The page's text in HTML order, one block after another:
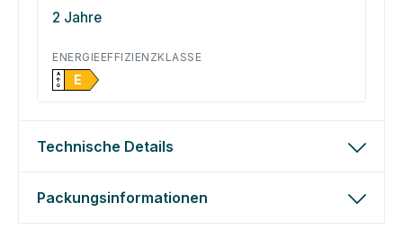
2 Jahre
ENERGIEEFFIZIENZKLASSE
A
↑
G E
Technische Details
Packungsinformationen